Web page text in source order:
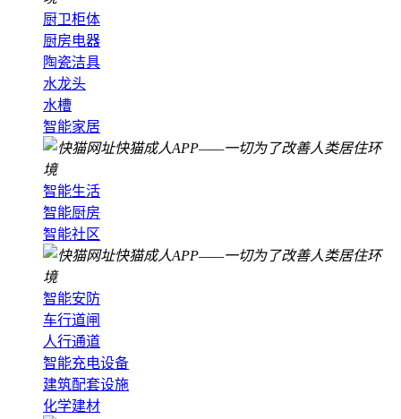
厨卫柜体
厨房电器
陶瓷洁具
水龙头
水槽
智能家居
智能生活
智能厨房
智能社区
智能安防
车行道闸
人行通道
智能充电设备
建筑配套设施
化学建材